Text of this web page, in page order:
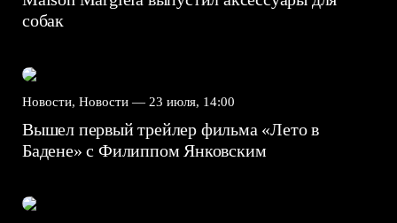
собак
Новости, Новости — 23 июля, 14:00
Вышел первый трейлер фильма «Лето в
Бадене» с Филиппом Янковским